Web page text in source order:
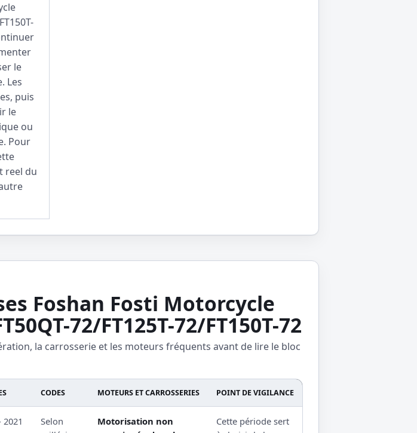
le
Les
puis
le
ou
Pour
reel du
Foshan Fosti Motorcycle
72/FT125T-72/FT150T-72
la carrosserie et les moteurs fréquents avant de lire le bloc
CODES MOTEURS ET CARROSSERIES POINT DE VIGILANCE
2021
Selon
Motorisation non
Cette période sert